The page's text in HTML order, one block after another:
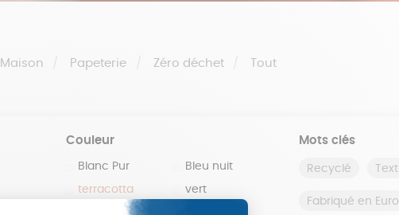
Maison Papeterie Zéro déchet Tout
Couleur
Blanc Pur Bleu nuit
terracotta vert
Mots clés
Recyclé
Fabriqué en